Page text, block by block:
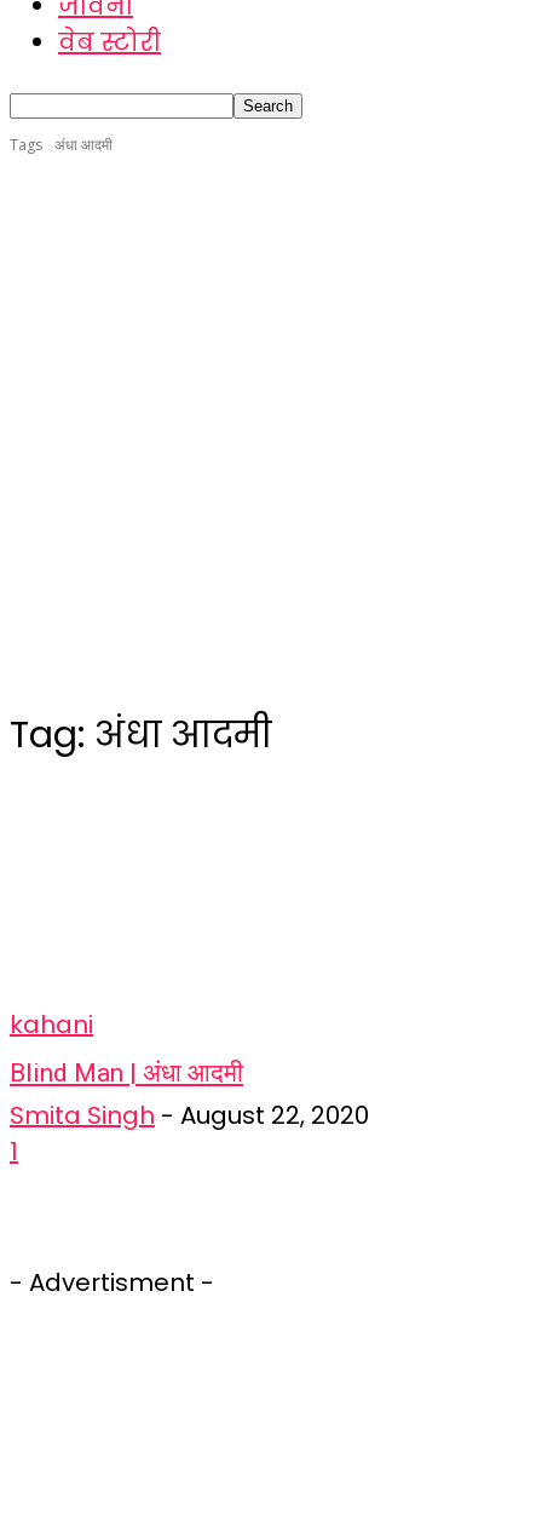
वेब स्टोरी
Tags अंधा आदमी
Tag: अंधा आदमी
kahani
Blind Man | अंधा आदमी
Smita Singh - August 22, 2020
1
- Advertisment -